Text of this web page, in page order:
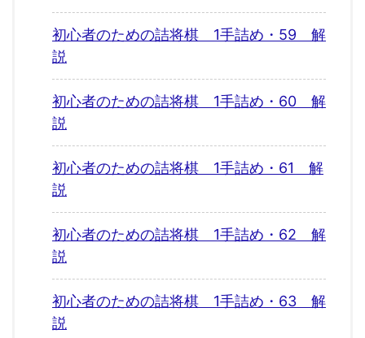
初心者のための詰将棋 1手詰め・59 解
説
初心者のための詰将棋 1手詰め・60 解
説
初心者のための詰将棋 1手詰め・61 解
説
初心者のための詰将棋 1手詰め・62 解
説
初心者のための詰将棋 1手詰め・63 解
説